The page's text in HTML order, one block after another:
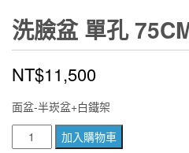
洗臉盆 單孔
NT$11,500
面盆-半崁盆+白鐵架
加入購物車